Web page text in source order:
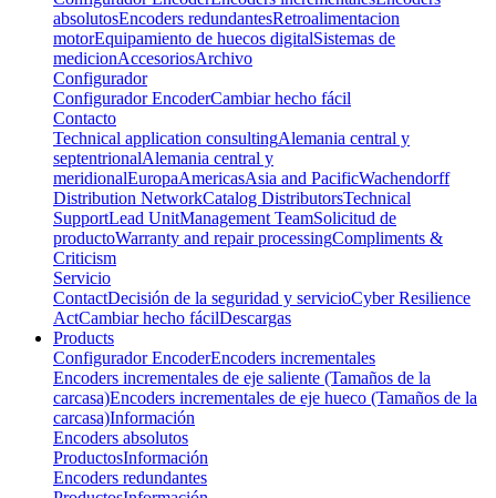
absolutosEncoders redundantesRetroalimentacion
motorEquipamiento de huecos digitalSistemas de
medicionAccesoriosArchivo
Configurador
Configurador EncoderCambiar hecho fácil
Contacto
Technical application consultingAlemania central y
septentrionalAlemania central y
meridionalEuropaAmericasAsia and PacificWachendorff
Distribution NetworkCatalog DistributorsTechnical
SupportLead UnitManagement TeamSolicitud de
productoWarranty and repair processingCompliments &
Criticism
Servicio
ContactDecisión de la seguridad y servicioCyber Resilience
ActCambiar hecho fácilDescargas
Products
Configurador EncoderEncoders incrementales
Encoders incrementales de eje saliente (Tamaños de la
carcasa)Encoders incrementales de eje hueco (Tamaños de la
carcasa)Información
Encoders absolutos
ProductosInformación
Encoders redundantes